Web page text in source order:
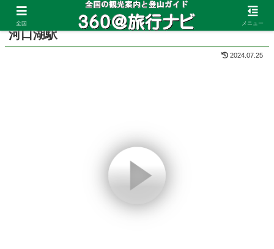
ホーム 山梨県 河口湖
河口湖駅
2024.07.25
全国 メニュー